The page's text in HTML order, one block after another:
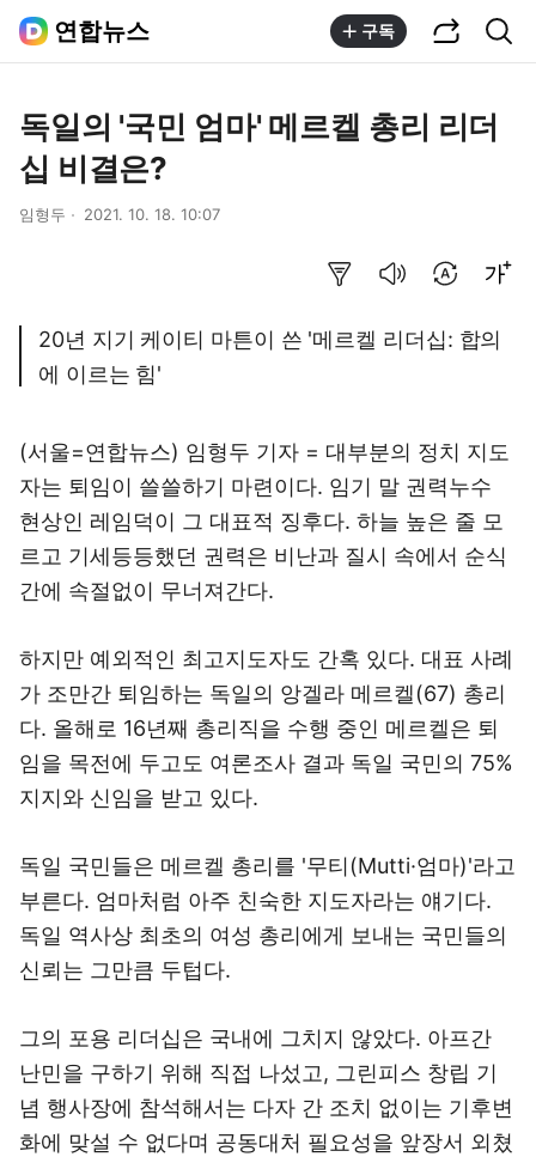
연합뉴스 구독
독일의 '국민 엄마' 메르켈 총리 리더
십 비결은?
임형두 2021. 10. 18. 10:07
20년 지기 케이티 마튼이 쓴 '메르켈 리더십: 합의
에 이르는 힘'
(서울=연합뉴스) 임형두 기자 = 대부분의 정치 지도
자는 퇴임이 쓸쓸하기 마련이다. 임기 말 권력누수
현상인 레임덕이 그 대표적 징후다. 하늘 높은 줄 모
르고 기세등등했던 권력은 비난과 질시 속에서 순식
간에 속절없이 무너져간다.
하지만 예외적인 최고지도자도 간혹 있다. 대표 사례
가 조만간 퇴임하는 독일의 앙겔라 메르켈(67) 총리
다. 올해로 16년째 총리직을 수행 중인 메르켈은 퇴
임을 목전에 두고도 여론조사 결과 독일 국민의 75%
지지와 신임을 받고 있다.
독일 국민들은 메르켈 총리를 '무티(Mutti·엄마)'라고
부른다. 엄마처럼 아주 친숙한 지도자라는 얘기다.
독일 역사상 최초의 여성 총리에게 보내는 국민들의
신뢰는 그만큼 두텁다.
그의 포용 리더십은 국내에 그치지 않았다. 아프간
난민을 구하기 위해 직접 나섰고, 그린피스 창립 기
념 행사장에 참석해서는 다자 간 조치 없이는 기후변
화에 맞설 수 없다며 공동대처 필요성을 앞장서 외쳤